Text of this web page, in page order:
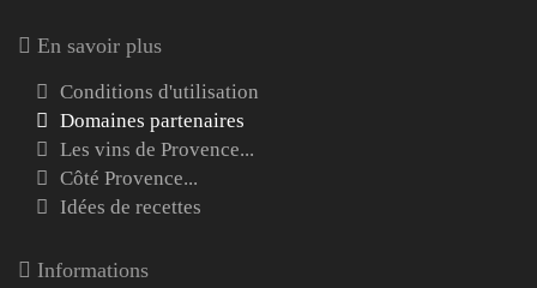
En savoir plus
Conditions d'utilisation
Domaines partenaires
Les vins de Provence...
Côté Provence...
Idées de recettes
Informations